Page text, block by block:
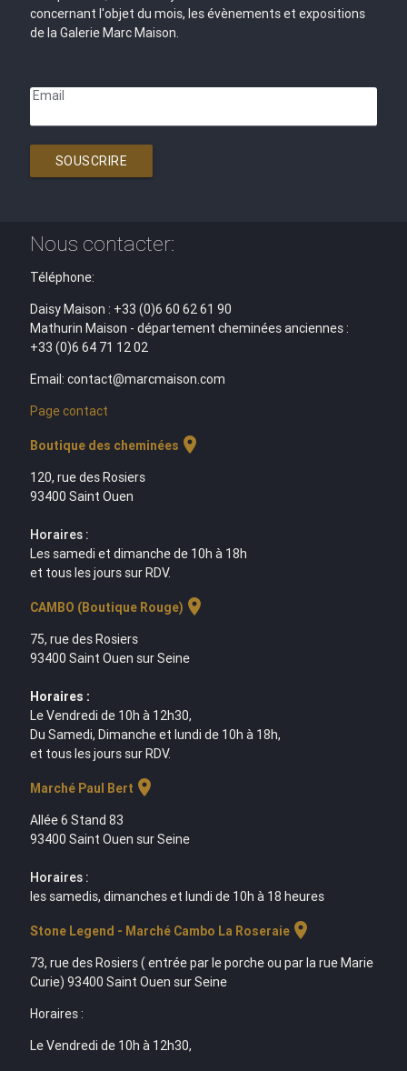
concernant l'objet du mois, les évènements et expositions
de la Galerie Marc Maison.
Email
SOUSCRIRE
Nous contacter:
Téléphone:
Daisy Maison : +33 (0)6 60 62 61 90
Mathurin Maison - département cheminées anciennes :
+33 (0)6 64 71 12 02
Email: contact@marcmaison.com
Page contact
Boutique des cheminées location_on
120, rue des Rosiers
93400 Saint Ouen
Horaires :
Les samedi et dimanche de 10h à 18h
et tous les jours sur RDV.
CAMBO (Boutique Rouge) location_on
75, rue des Rosiers
93400 Saint Ouen sur Seine
Horaires :
Le Vendredi de 10h à 12h30,
Du Samedi, Dimanche et lundi de 10h à 18h,
et tous les jours sur RDV.
Marché Paul Bert location_on
Allée 6 Stand 83
93400 Saint Ouen sur Seine
Horaires :
les samedis, dimanches et lundi de 10h à 18 heures
Stone Legend - Marché Cambo La Roseraielocation_on
73, rue des Rosiers ( entrée par le porche ou par la rue Marie
Curie) 93400 Saint Ouen sur Seine
Horaires :
Le Vendredi de 10h à 12h30,